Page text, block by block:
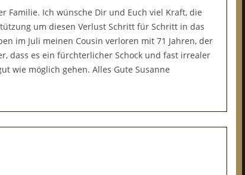
Familie. Ich wünsche Dir und Euch viel Kraft, die
um diesen Verlust Schritt für Schritt in das
im Juli meinen Cousin verloren mit 71 Jahren, der
dass es ein fürchterlicher Schock und fast irrealer
wie möglich gehen. Alles Gute Susanne